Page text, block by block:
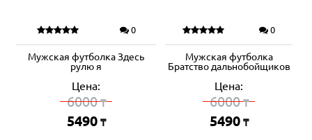
0
Мужская футболка Здесь
рулю я
Цена:
6000₸
5490 ₸
0
Мужская футболка
Братство дальнобойщиков
Цена:
6000₸
5490 ₸